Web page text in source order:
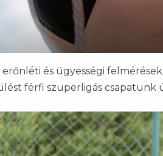
és ügyességi
férfi szuperligás csapatunk